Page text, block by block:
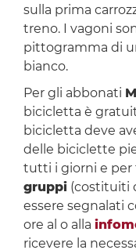
sulla prima
treno. I vagoni
pittogramma di
bianco.
Per gli abbonati
bicicletta è
bicicletta deve
delle biciclette
tutti i giorni e per
gruppi(costituiti
essere segnalati
ore al o alla
ricevere la